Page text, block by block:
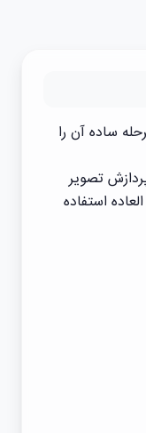
ساده آن را
تصویر
استفاده